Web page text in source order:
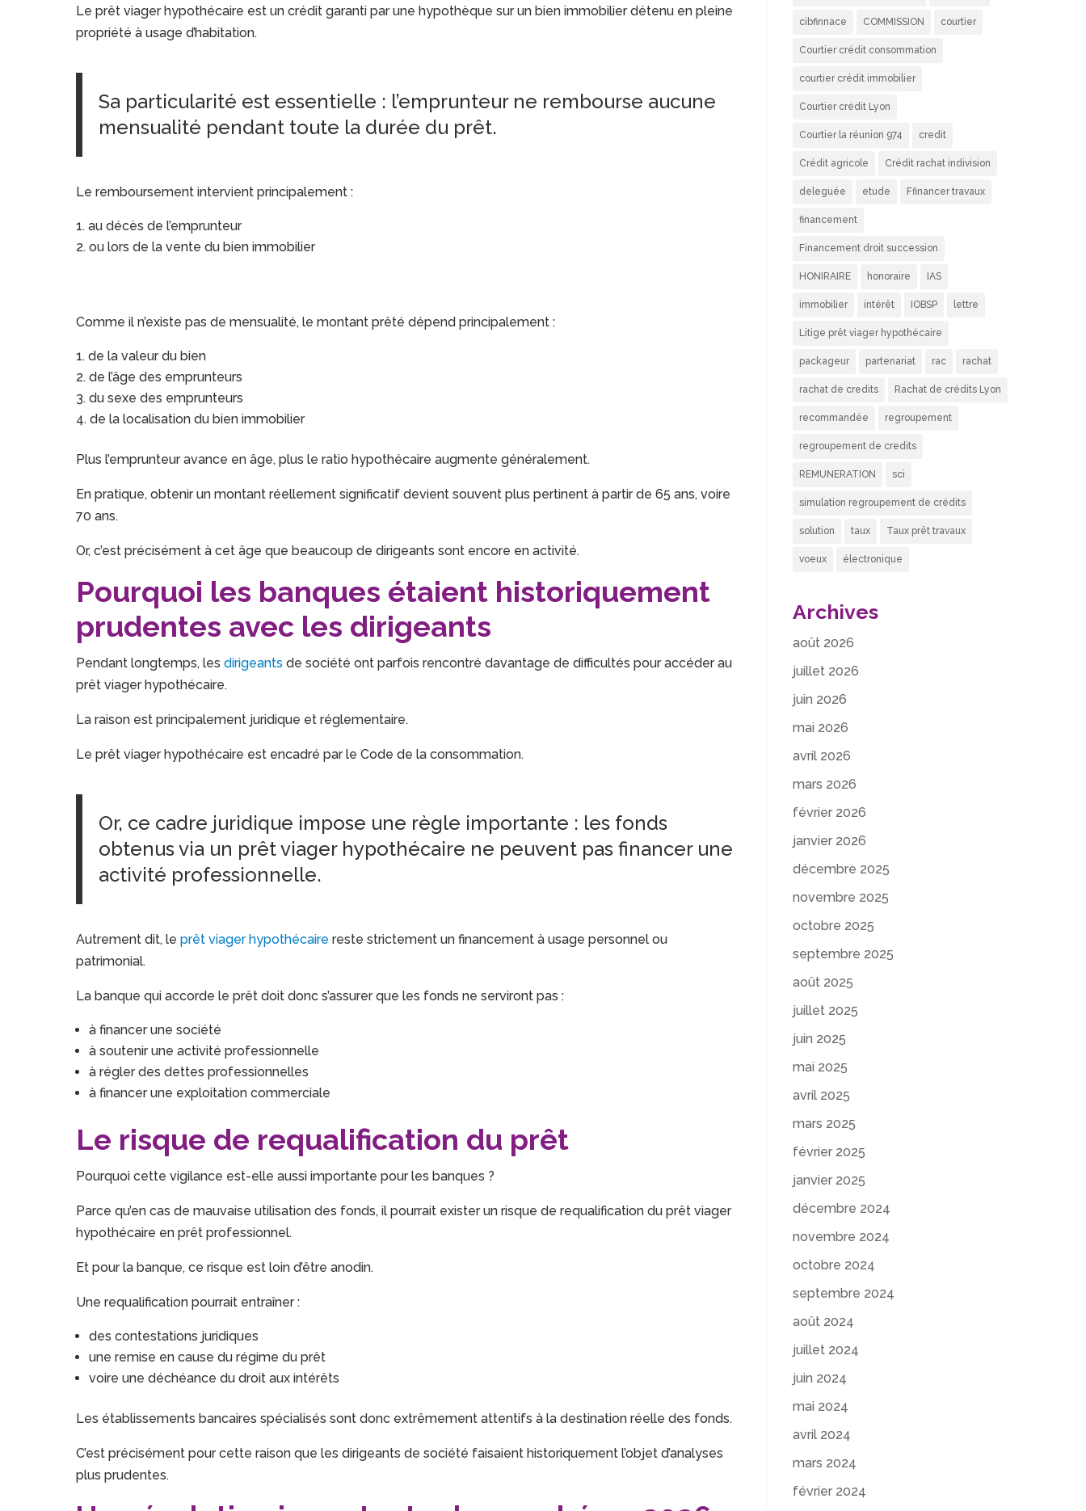
Le prêt viager hypothécaire est un crédit garanti par une hypothèque sur un bien immobilier détenu en pleine
propriété à usage d’habitation.
Sa particularité est essentielle : l’emprunteur ne rembourse aucune
mensualité pendant toute la durée du prêt.
Le remboursement intervient principalement :
au décès de l’emprunteur
ou lors de la vente du bien immobilier
Comme il n’existe pas de mensualité, le montant prêté dépend principalement :
de la valeur du bien
de l’âge des emprunteurs
du sexe des emprunteurs
de la localisation du bien immobilier
Plus l’emprunteur avance en âge, plus le ratio hypothécaire augmente généralement.
En pratique, obtenir un montant réellement significatif devient souvent plus pertinent à partir de 65 ans, voire
70 ans.
Or, c’est précisément à cet âge que beaucoup de dirigeants sont encore en activité.
Pourquoi les banques étaient historiquement
prudentes avec les dirigeants
Pendant longtemps, lesdirigeants de société ont parfois rencontré davantage de difficultés pour accéder au
prêt viager hypothécaire.
La raison est principalement juridique et réglementaire.
Le prêt viager hypothécaire est encadré par leCode de la consommation.
Or, ce cadre juridique impose une règle importante : les fonds
obtenus via un prêt viager hypothécaire ne peuvent pas financer une
activité professionnelle.
Autrement dit, leprêt viager hypothécaire reste strictement un financement à usage personnel ou
patrimonial.
La banque qui accorde le prêt doit donc s’assurer que les fonds ne serviront pas :
à financer une société
à soutenir une activité professionnelle
à régler des dettes professionnelles
à financer une exploitation commerciale
Le risque de requalification du prêt
Pourquoi cette vigilance est-elle aussi importante pour les banques ?
Parce qu’en cas de mauvaise utilisation des fonds, il pourrait exister un risque de requalification du prêt viager
hypothécaire en prêt professionnel.
Et pour la banque, ce risque est loin d’être anodin.
Une requalification pourrait entraîner :
des contestations juridiques
une remise en cause du régime du prêt
voire une déchéance du droit aux intérêts
Les établissements bancaires spécialisés sont donc extrêmement attentifs à la destination réelle des fonds.
C’est précisément pour cette raison que les dirigeants de société faisaient historiquement l’objet d’analyses
plus prudentes.
cibfinnace COMMISSION courtier
Courtier crédit consommation
courtier crédit immobilier
Courtier crédit Lyon
Courtier la réunion 974 credit
Crédit agricole Crédit rachat indivision
deleguée etude Ffinancer travaux
financement
Financement droit succession
HONIRAIRE honoraire IAS
immobilier intérêt IOBSP lettre
Litige prêt viager hypothécaire
packageur partenariat rac rachat
rachat de credits Rachat de crédits Lyon
recommandée regroupement
regroupement de credits
REMUNERATION sci
simulation regroupement de crédits
solution taux Taux prêt travaux
voeux électronique
Archives
août 2026
juillet 2026
juin 2026
mai 2026
avril 2026
mars 2026
février 2026
janvier 2026
décembre 2025
novembre 2025
octobre 2025
septembre 2025
août 2025
juillet 2025
juin 2025
mai 2025
avril 2025
mars 2025
février 2025
janvier 2025
décembre 2024
novembre 2024
octobre 2024
septembre 2024
août 2024
juillet 2024
juin 2024
mai 2024
avril 2024
mars 2024
février 2024